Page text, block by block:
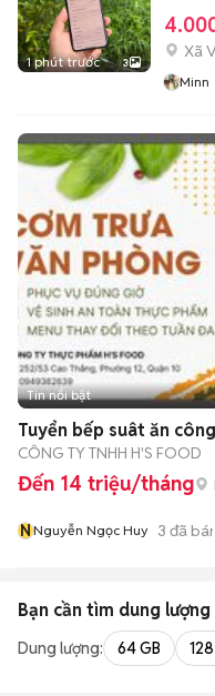
1 phút trước 3
Xã
Minn
Tin nổi bật
Tuyển bếp suât ăn
CÔNG TY TNHH H'S FOOD
Đến 14 triệu/tháng
NNguyễn Ngọc Huy 3 đã bán
Bạn cần tìm dung lượng
Dung lượng: 64 GB